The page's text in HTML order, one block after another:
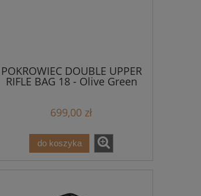
POKROWIEC DOUBLE UPPER
RIFLE BAG 18 - Olive Green
699,00 zł
do koszyka